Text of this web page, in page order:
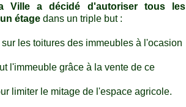
Ville a décidé d'autoriser tous les
étage dans un triple but :
les toitures des immeubles à l'ocasion
l'immeuble grâce à la vente de ce
limiter le mitage de l'espace agricole.